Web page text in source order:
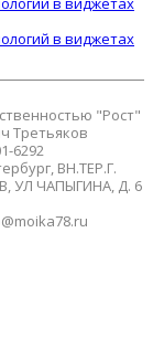
в виджетах
"Рост"
Третьяков
6292
ВН.ТЕР.Г.
УЛ ЧАПЫГИНА, Д. 6